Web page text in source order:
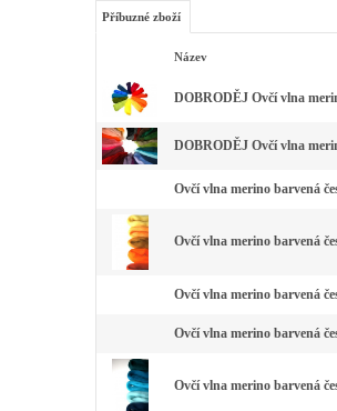
Příbuzné zboží
Název
DOBRODĚJ Ovčí vlna
DOBRODĚJ Ovčí vlna
Ovčí vlna merino barvená
Ovčí vlna merino barvená
Ovčí vlna merino barvená
Ovčí vlna merino barvená
Ovčí vlna merino barvená